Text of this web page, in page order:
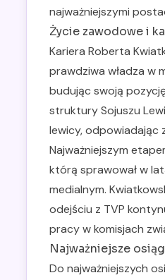
najważniejszymi
Życie zawodowe i
Kariera Roberta
prawdziwa władza w
budując swoją
struktury Sojuszu
lewicy, odpowiadając
Najważniejszym
którą sprawował w
medialnym.
odejściu z TVP
pracy w komisjach
Najważniejsze
Do najważniejszych